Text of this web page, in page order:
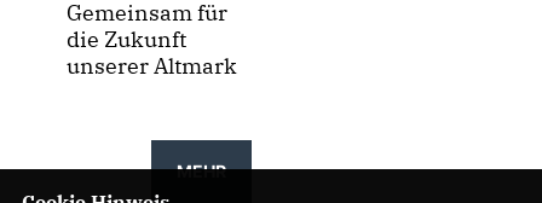
Gemeinsam für
die Zukunft
unserer Altmark
MEHR